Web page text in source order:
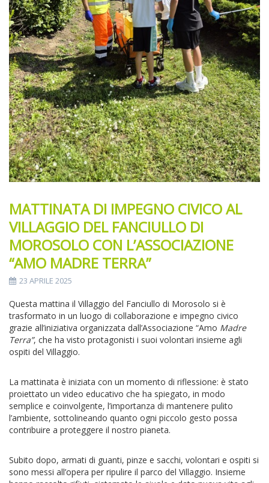
MATTINATA DI IMPEGNO CIVICO AL
VILLAGGIO DEL FANCIULLO DI
MOROSOLO CON L’ASSOCIAZIONE
“AMO MADRE TERRA”
23 APRILE 2025
Questa mattina il Villaggio del Fanciullo di Morosolo si è
trasformato in un luogo di collaborazione e impegno civico
grazie all’iniziativa organizzata dall’Associazione “Amo Madre
Terra”, che ha visto protagonisti i suoi volontari insieme agli
ospiti del Villaggio.
La mattinata è iniziata con un momento di riflessione: è stato
proiettato un video educativo che ha spiegato, in modo
semplice e coinvolgente, l’importanza di mantenere pulito
l’ambiente, sottolineando quanto ogni piccolo gesto possa
contribuire a proteggere il nostro pianeta.
Subito dopo, armati di guanti, pinze e sacchi, volontari e ospiti si
sono messi all’opera per ripulire il parco del Villaggio. Insieme